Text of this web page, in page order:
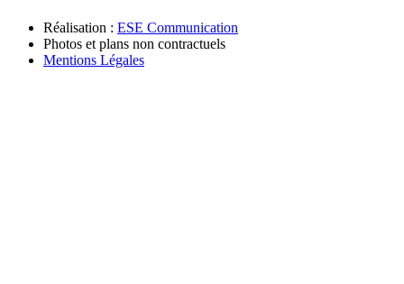
Réalisation : ESE Communication
Photos et plans non contractuels
Mentions Légales